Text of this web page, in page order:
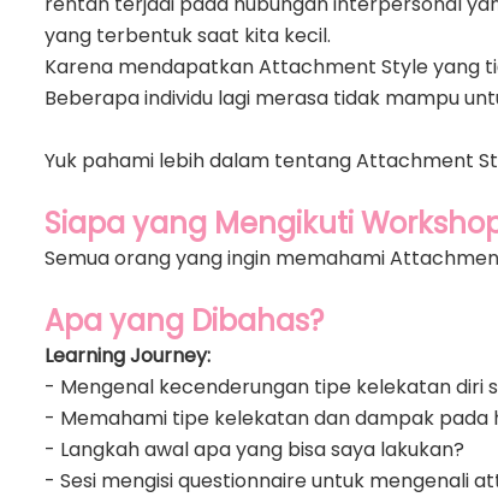
yang terbentuk saat kita kecil.
Karena mendapatkan Attachment Style yang
Beberapa individu lagi merasa tidak mampu
Yuk pahami lebih dalam tentang Attachment
Siapa yang Mengikuti
Semua orang yang ingin memahami
Apa yang Dibahas?
Learning Journey:
- Mengenal kecenderungan tipe kelekatan diri
- Memahami tipe kelekatan dan dampak pada
- Langkah awal apa yang bisa saya lakukan?
- Sesi mengisi questionnaire untuk mengenali